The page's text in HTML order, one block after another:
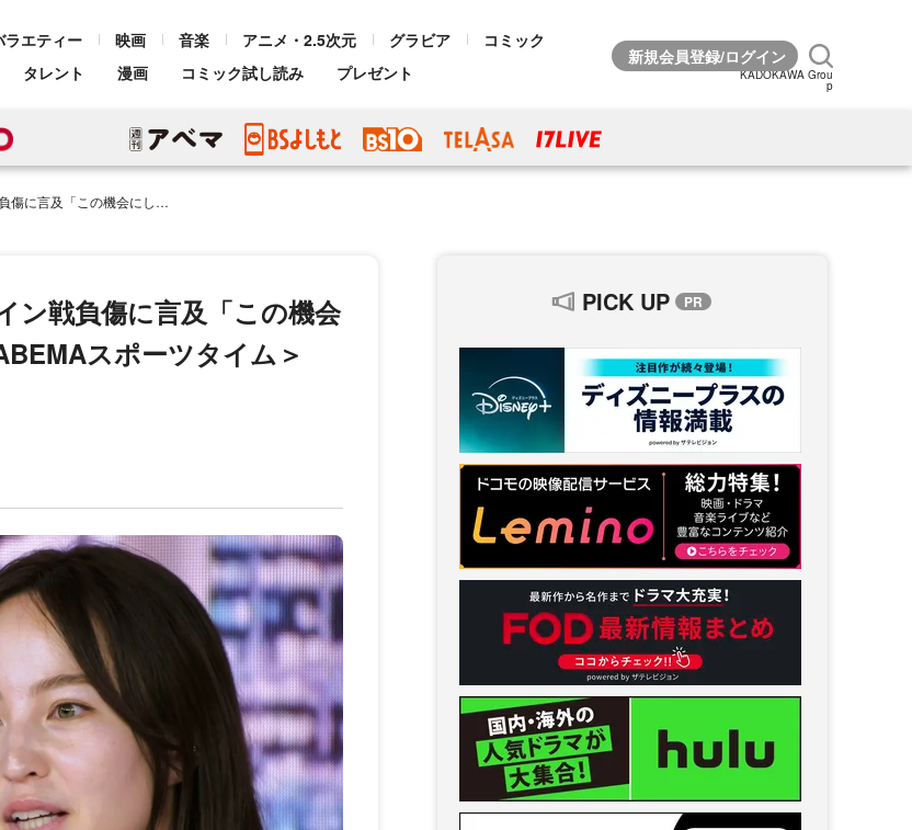
ラエティー 映画 音楽 アニメ・2.5次元 グラビア
コミック
タレント 漫画 コミック試し読み プレゼント KADOKAWA Grou
p
復活できれば」＜ABEMAスポーツタイム＞
ン戦負傷に言及「この機会
スポーツタイム＞
PICK UP